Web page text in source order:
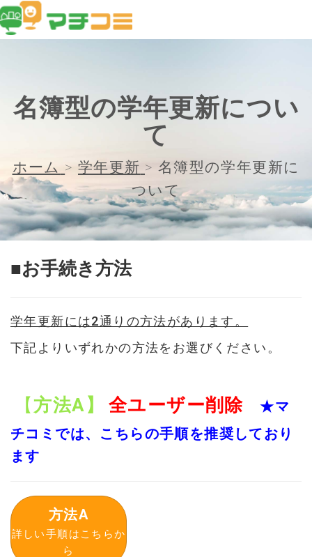
名簿型の学年更新につい
て
ホーム > 学年更新 > 名簿型の学年更新に
ついて
■お手続き方法
学年更新には2通りの方法があります。
下記よりいずれかの方法をお選びください。
【方法A】 全ユーザー削除
★マ
チコミでは、こちらの手順を推奨しており
ます
方法A
詳しい手順はこちらか
ら